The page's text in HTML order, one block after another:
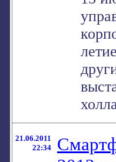
21.06.2011
22:34